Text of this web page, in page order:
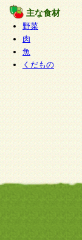
主な食材
野菜
肉
魚
くだもの